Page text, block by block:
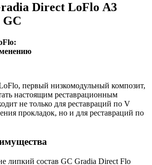
Direct LoFlo А3
GС
первый низкомодульный композит,
настоящим реставрационным
не только для реставраций по V
прокладок, но и для реставраций по
липкий состав GC Gradia Direct Flo